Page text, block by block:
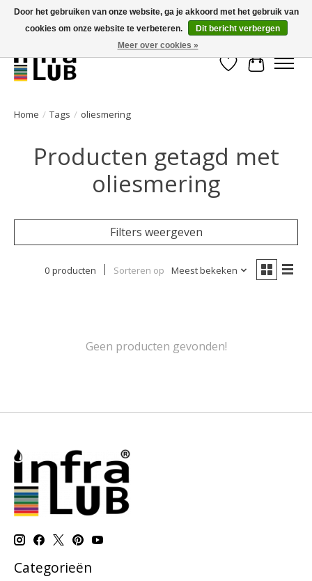
Minder stilstand, meer rendement!
Verlanglijst
Home / Tags / oliesmering
Producten getagd met
oliesmering
Filters weergeven
0 producten Sorteren op Meest bekeken
Geen producten gevonden!
Categorieën
Door het gebruiken van onze website, ga je akkoord met het gebruik van
cookies om onze website te verbeteren.
Dit bericht verbergen
Meer over cookies »